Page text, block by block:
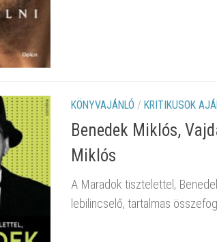
KÖNYVAJÁNLÓ / KRITIKUSOK
Benedek Miklós,
Miklós
A Maradok tisztelettel,
lebilincselő, tartalmas